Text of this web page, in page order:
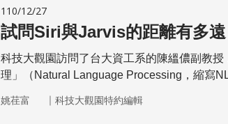
110/12/27
試問Siri與Jarvis的距離有多遠
科技大觀園訪問了台大資工系的陳縕儂副教
理」（Natural Language Processing，縮寫
姚荏富 ｜ 科技大觀園特約編輯